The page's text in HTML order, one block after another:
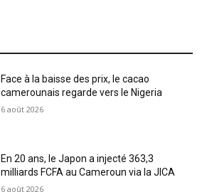
Face à la baisse des prix, le cacao
camerounais regarde vers le Nigeria
6 août 2026
En 20 ans, le Japon a injecté 363,3
milliards FCFA au Cameroun via la JICA
6 août 2026